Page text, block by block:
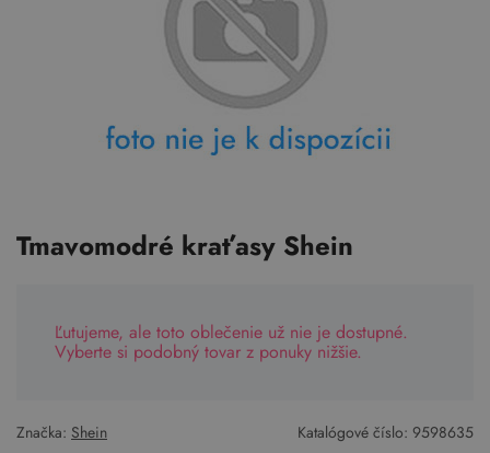
Tmavomodré kraťasy Shein
Ľutujeme, ale toto oblečenie už nie je dostupné.
Vyberte si podobný tovar z ponuky nižšie.
Značka: Shein Katalógové číslo: 9598635